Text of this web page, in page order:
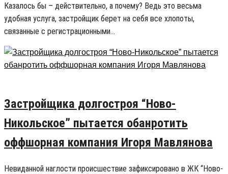
Казалось бы – действительно, а почему? Ведь это весьма
удобная услуга, застройщик берет на себя все хлопоты,
связанные с регистрационными…
Застройщика долгостроя “Ново-
Никольское” пытается обанротить
оффшорная компания Игоря Мавлянова
Невиданной наглости происшествие зафиксировано в ЖК “Ново-